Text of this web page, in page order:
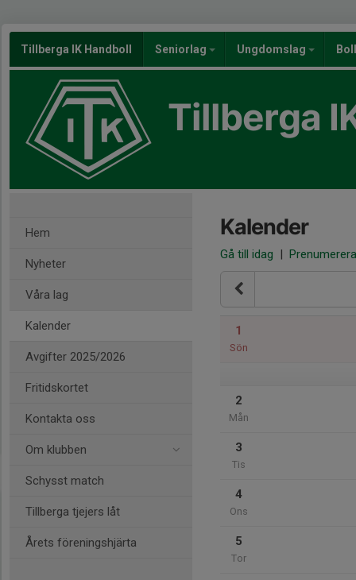
Tillberga IK Handboll Seniorlag Ungdomslag
Tillberga
Hem
Nyheter
Våra lag
Kalender
Avgifter 2025/2026
Fritidskortet
Kontakta oss
Om klubben
Schysst match
Tillberga tjejers låt
Årets föreningshjärta
Kalender
Gå till idag | Prenumerera
1
Sön
2
Mån
3
Tis
4
Ons
5
Tor